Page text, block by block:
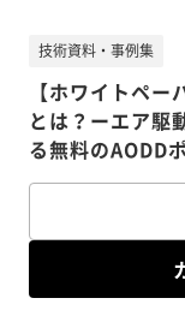
【ホワイトペ
とは？ーエア駆
る無料のAODD
技術資料・事例集